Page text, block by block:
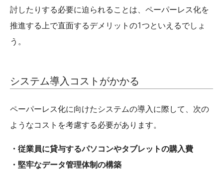
討したりする必要に迫られることは、ペーパーレス化を
推進する上で直面するデメリットの1つといえるでしょ
う。
システム導入コストがかかる
ペーパーレス化に向けたシステムの導入に際して、次の
ようなコストを考慮する必要があります。
・従業員に貸与するパソコンやタブレットの購入費
・堅牢なデータ管理体制の構築